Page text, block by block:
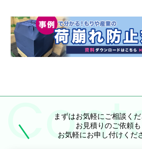
まずはお気軽にご相談くだ
お見積りのご依頼も
お気軽にお申し付けくだ